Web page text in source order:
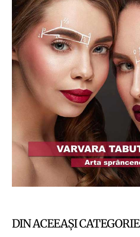
DIN ACEEAȘI CATEGORIE